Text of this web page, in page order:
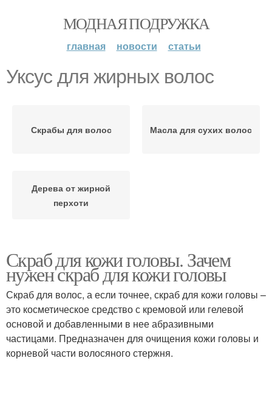
МОДНАЯ ПОДРУЖКА
главная новости статьи
Уксус для жирных волос
Скрабы для волос Масла для сухих волос
Дерева от жирной
перхоти
Скраб для кожи головы. Зачем
нужен скраб для кожи головы
Скраб для волос, а если точнее, скраб для кожи головы –
это косметическое средство с кремовой или гелевой
основой и добавленными в нее абразивными
частицами. Предназначен для очищения кожи головы и
корневой части волосяного стержня.